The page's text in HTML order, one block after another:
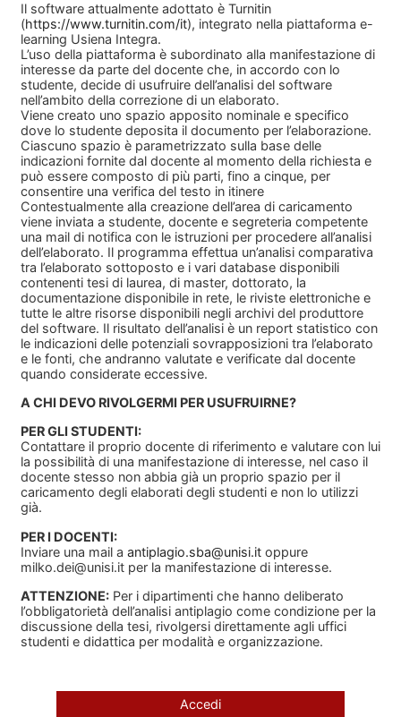
Il software attualmente adottato è Turnitin
(https://www.turnitin.com/it), integrato nella piattaforma e-
learning Usiena Integra.
L’uso della piattaforma è subordinato alla manifestazione di
interesse da parte del docente che, in accordo con lo
studente, decide di usufruire dell’analisi del software
nell’ambito della correzione di un elaborato.
Viene creato uno spazio apposito nominale e specifico
dove lo studente deposita il documento per l’elaborazione.
Ciascuno spazio è parametrizzato sulla base delle
indicazioni fornite dal docente al momento della richiesta e
può essere composto di più parti, fino a cinque, per
consentire una verifica del testo in itinere
Contestualmente alla creazione dell’area di caricamento
viene inviata a studente, docente e segreteria competente
una mail di notifica con le istruzioni per procedere all’analisi
dell’elaborato. Il programma effettua un’analisi comparativa
tra l’elaborato sottoposto e i vari database disponibili
contenenti tesi di laurea, di master, dottorato, la
documentazione disponibile in rete, le riviste elettroniche e
tutte le altre risorse disponibili negli archivi del produttore
del software. Il risultato dell’analisi è un report statistico con
le indicazioni delle potenziali sovrapposizioni tra l’elaborato
e le fonti, che andranno valutate e verificate dal docente
quando considerate eccessive.
A CHI DEVO RIVOLGERMI PER USUFRUIRNE?
PER GLI STUDENTI:
Contattare il proprio docente di riferimento e valutare con lui
la possibilità di una manifestazione di interesse, nel caso il
docente stesso non abbia già un proprio spazio per il
caricamento degli elaborati degli studenti e non lo utilizzi
già.
PER I DOCENTI:
Inviare una mail a antiplagio.sba@unisi.itoppure
milko.dei@unisi.itper la manifestazione di interesse.
ATTENZIONE:Per i dipartimenti che hanno deliberato
l’obbligatorietà dell’analisi antiplagio come condizione per la
discussione della tesi, rivolgersi direttamente agli uffici
studenti e didattica per modalità e organizzazione.
Accedi